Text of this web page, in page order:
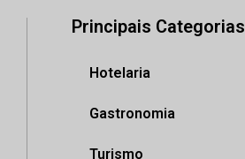
Principais Categorias
Hotelaria
Gastronomia
Turismo